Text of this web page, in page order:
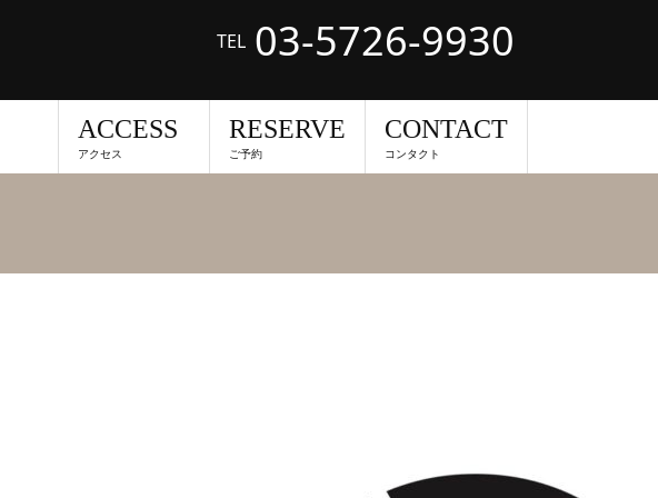
TEL 03-5726-9930
ACCESS
アクセス
RESERVE
ご予約
CONTACT
コンタクト